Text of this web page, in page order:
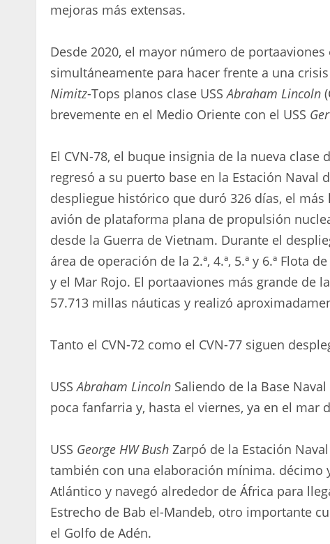
mejoras más extensas.
Desde 2020, el mayor número de
simultáneamente para hacer frente a una
Nimitz-Tops planos clase USSAbraham Lincoln
brevemente en el Medio Oriente con el USS
El CVN-78, el buque insignia de la nueva clase
regresó a su puerto base en la Estación
despliegue histórico que duró 326 días, el
avión de plataforma plana de propulsión
desde la Guerra de Vietnam. Durante el
área de operación de la 2.ª, 4.ª, 5.ª y 6.ª Flota
y el Mar Rojo. El portaaviones más grande de
57.713 millas náuticas y realizó
Tanto el CVN-72 como el CVN-77 siguen
USSAbraham Lincoln Saliendo de la Base
poca fanfarria y, hasta el viernes, ya en el mar
USS George HW Bush Zarpó de la Estación
también con una elaboración mínima. décimo
Atlántico y navegó alrededor de África para
Estrecho de Bab el-Mandeb, otro importante
el Golfo de Adén.